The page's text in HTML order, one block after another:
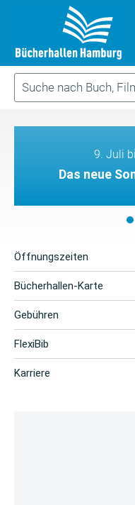
9. Juli
Das neue
Öffnungszeiten
Bücherhallen-Karte
Gebühren
FlexiBib
Karriere